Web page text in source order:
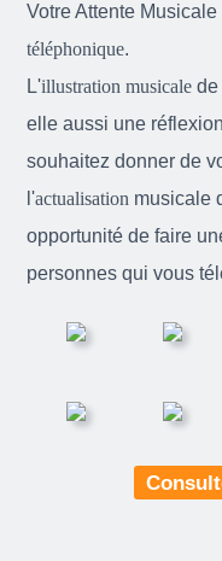
Votre Attente
téléphonique.
L'illustration musicale de
elle aussi une
souhaitez donner de
l'actualisation musicale
opportunité de faire
personnes qui vous